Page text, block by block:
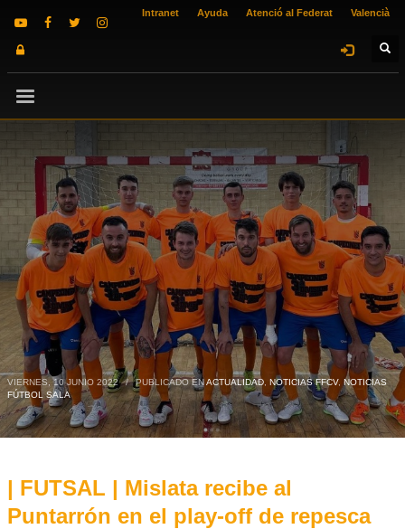
Intranet Ayuda Atenció al Federat Valencià
VIERNES, 10 JUNIO 2022 / PUBLICADO ENACTUALIDAD, NOTICIAS FFCV, NOTICIAS
FÚTBOL SALA
| FUTSAL | Mislata recibe al
Puntarrón en el play-off de repesca